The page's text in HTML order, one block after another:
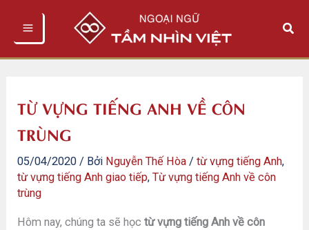
Tìm
TỪ VỰNG TIẾNG ANH VỀ CÔN
TRÙNG
05/04/2020 / Bởi Nguyễn Thế Hòa /từ vựng tiếng Anh,
từ vựng tiếng Anh giao tiếp,Từ vựng tiếng Anh về côn
trùng
Hôm nay, chúng ta sẽ họctừ vựng tiếng Anh về côn